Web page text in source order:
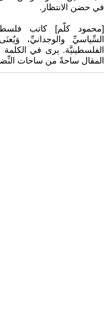
في حضن الانتظار.
[محمود كلّم] كاتب
السِّياسيِّ والوجدانيِّ،
الفلسطينيَّة. يرى في
المقال ساحةً من ساحات